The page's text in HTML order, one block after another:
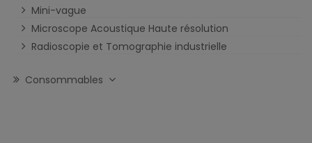
Mini-vague
Microscope Acoustique Haute résolution
Radioscopie et Tomographie industrielle
Consommables